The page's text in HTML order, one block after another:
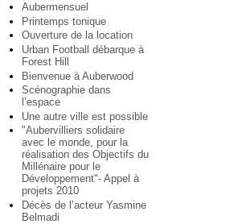
Aubermensuel
Printemps tonique
Ouverture de la location
Urban Football débarque à
Forest Hill
Bienvenue à Auberwood
Scénographie dans
l’espace
Une autre ville est possible
"Aubervilliers solidaire
avec le monde, pour la
réalisation des Objectifs du
Millénaire pour le
Développement"- Appel à
projets 2010
Décès de l’acteur Yasmine
Belmadi